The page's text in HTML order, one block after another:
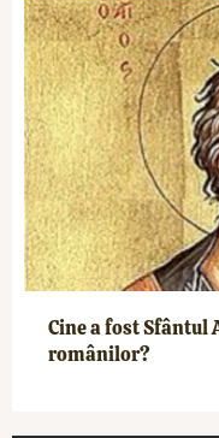
Cine a fost Sfântul
românilor?